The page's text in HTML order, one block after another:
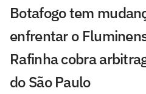
Botafogo tem
enfrentar o
Rafinha cobra
do São Paulo